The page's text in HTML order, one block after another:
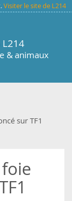
Visiter le site de L214
L214
& animaux
sur TF1